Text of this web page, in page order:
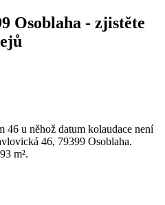
Osoblaha - zjistěte
46 u něhož datum kolaudace není
46, 79399 Osoblaha.
m².